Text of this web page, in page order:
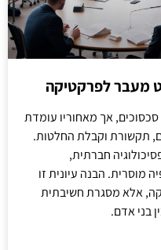
מעבר לפרקטיקה
אך מאחוריו עומדת
תקשורת וקבלת החלטות.
חברתית,
מוסרית. הבנה עיונית זו
אלא מסגרת חשיבתית
בני אדם.